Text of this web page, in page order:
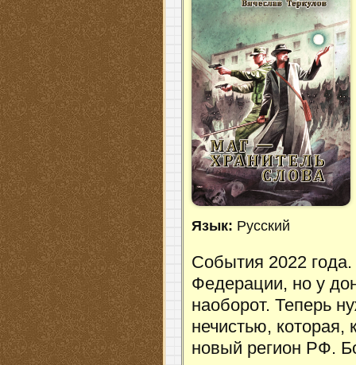
Язык: Русский
События 2022
Федерации, но у
наоборот. Теперь
нечистью, которая,
новый регион РФ.